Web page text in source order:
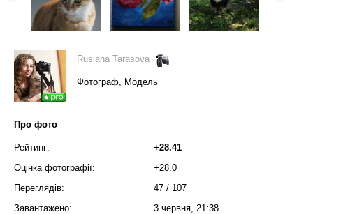
Ruslana Tarasova
Фотограф, Модель
Про фото
Рейтинг:
+28.41
Оцінка фотографії:
+28.0
Переглядів:
47 / 107
Завантажено:
3 червня, 21:38